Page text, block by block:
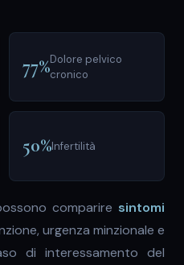
77%Dolore pelvico
cronico
50%Infertilità
comparire sintomi
urgenza minzionale e
di interessamento del